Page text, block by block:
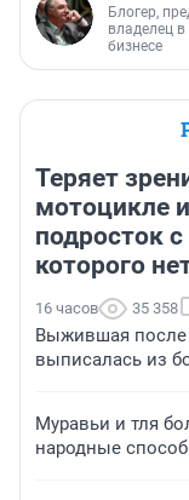
Блогер,
владелец
бизнесе
Теряет
мотоцикле
подросток
которого
16 часов 35 358
Выжившая после
выписалась из
Муравьи и тля
народные